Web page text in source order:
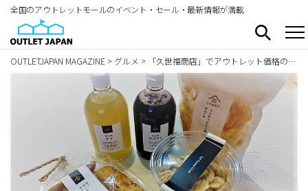
全国のアウトレットモールのイベント・セール・最新情報が満載
OUTLETJAPAN MAGAZINE > グルメ > 「久世福商店」でアウトレット価格の食品をお得に買ってきた♪